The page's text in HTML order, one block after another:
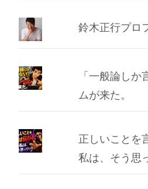
鈴木正行プロ
「一般論し
ムが来た。
正しいことを
私は、そう思